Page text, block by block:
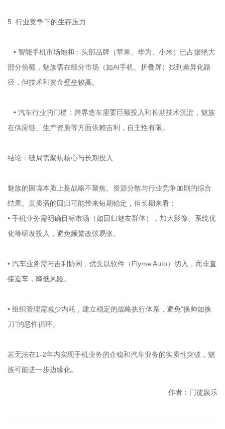
5. 行业竞争下的生存压力
• 智能手机市场饱和：头部品牌（苹果、华为、小米）已占据绝大
部分份额，魅族需在细分市场（如AI手机、折叠屏）找到差异化路
径，但技术和资金壁垒较高。
• 汽车行业的门槛：跨界造车需要巨额投入和长期技术沉淀，魅族
在供应链、生产资质等方面依赖吉利，自主性有限。
结论：破局需聚焦核心与长期投入
魅族的困境本质上是战略不聚焦、资源分散与行业竞争加剧的综合
结果。黄质潘的回归可能带来短期稳定，但长期来看：
• 手机业务需明确目标市场（如回归魅友群体），加大影像、系统优
化等研发投入，避免频繁改弦易张。
• 汽车业务需与吉利协同，优先以软件（Flyme Auto）切入，而非直
接造车，降低风险。
• 组织管理需减少内耗，建立稳定的战略执行体系，避免“换帅如换
刀”的恶性循环。
若无法在1-2年内实现手机业务的企稳和汽车业务的实质性突破，魅
族可能进一步边缘化。
作者：门徒娱乐